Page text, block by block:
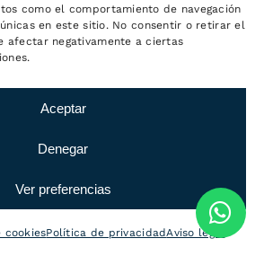
como el comportamiento de navegación
en este sitio. No consentir o retirar el
afectar negativamente a ciertas
Aceptar
Denegar
Ver preferencias
cookiesPolítica de privacidadAviso legal